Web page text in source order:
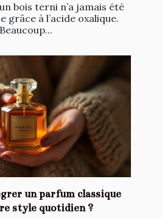
bois terni n’a jamais été
grâce à l’acide oxalique.
Beaucoup...
un parfum classique
style quotidien ?